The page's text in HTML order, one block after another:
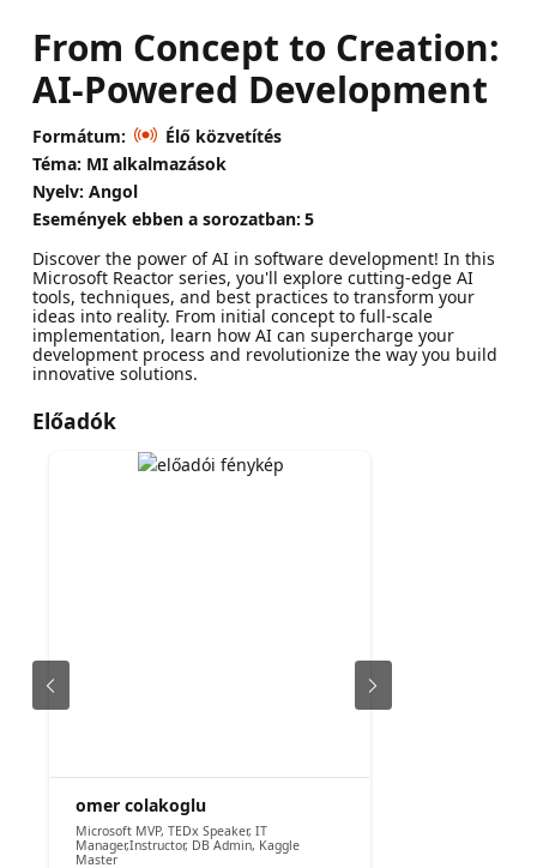
From Concept to Creation:
AI-Powered Development
Formátum:
Élő közvetítés
Téma: MI alkalmazások
Nyelv: Angol
Események ebben a sorozatban: 5
Discover the power of AI in software development! In this
Microsoft Reactor series, you'll explore cutting-edge AI
tools, techniques, and best practices to transform your
ideas into reality. From initial concept to full-scale
implementation, learn how AI can supercharge your
development process and revolutionize the way you build
innovative solutions.
Előadók
omer colakoglu
Microsoft MVP, TEDx Speaker, IT
Manager,Instructor, DB Admin, Kaggle
Master